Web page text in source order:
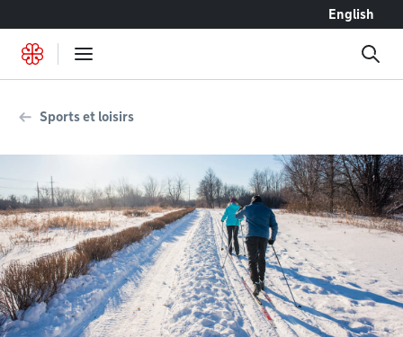
English
Sports et loisirs